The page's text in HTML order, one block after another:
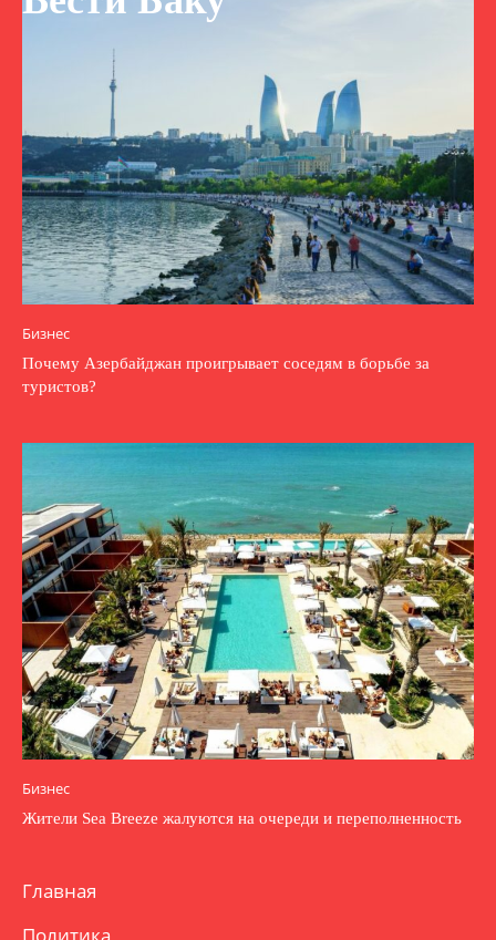
Бизнес
Почему Азербайджан проигрывает соседям в борьбе за
туристов?
Бизнес
Жители Sea Breeze жалуются на очереди и переполненность
Главная